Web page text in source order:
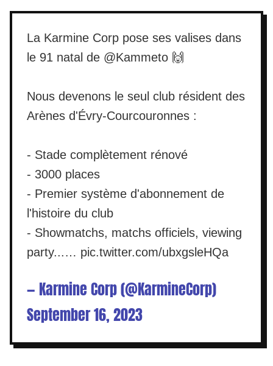
La Karmine Corp pose ses valises dans
le 91 natal de @Kammeto 🙌
Nous devenons le seul club résident des
Arènes d'Évry-Courcouronnes :
- Stade complètement rénové
- 3000 places
- Premier système d'abonnement de
l'histoire du club
- Showmatchs, matchs officiels, viewing
party...… pic.twitter.com/ubxgsleHQa
— Karmine Corp (@KarmineCorp)
September 16, 2023